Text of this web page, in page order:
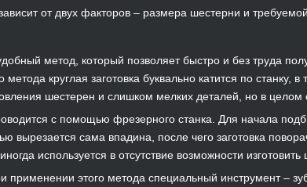
от двух факторов – размера шестерни и
метод, который позволяет быстро и без труда
круглая заготовка буквально катится по станку,
шестерен и слишком мелких деталей, но в целом
с помощью фрезерного станка. Для начала
вырезается сама впадина, после чего заготовка
используется в отсутствие возможности
применении этого метода специальный инструмент –